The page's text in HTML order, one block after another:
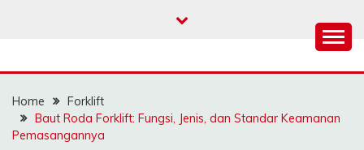
SAHABAT CRANE |
JASA SEWA CRANE |
FORKLIFT | SKYLIFT
Home
Forklift
Baut Roda Forklift: Fungsi, Jenis, dan Standar Keamanan
Pemasangannya